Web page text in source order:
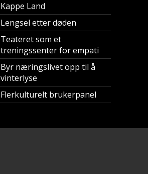
Kappe Land
Lengsel etter døden
Teateret som et
treningssenter for empati
Byr næringslivet opp til å
vinterlyse
Flerkulturelt brukerpanel